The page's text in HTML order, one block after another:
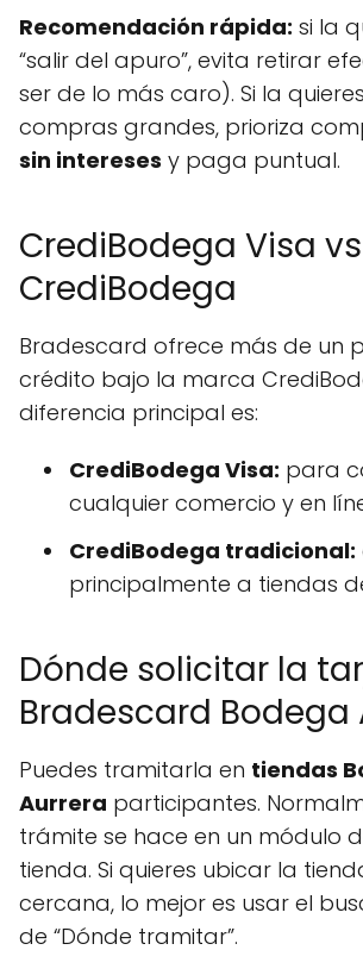
Recomendación rápida: si la
“salir del apuro”, evita retirar
ser de lo más caro). Si la
compras grandes, prioriza
sin intereses y paga puntual.
CrediBodega Visa vs
CrediBodega
Bradescard ofrece más de un
crédito bajo la marca
diferencia principal es:
CrediBodega Visa: para
cualquier comercio y en
CrediBodega tradicional:
principalmente a tiendas
Dónde solicitar la
Bradescard Bodega
Puedes tramitarla en tiendas
Aurrera participantes.
trámite se hace en un módulo
tienda. Si quieres ubicar la
cercana, lo mejor es usar el
de “Dónde tramitar”.